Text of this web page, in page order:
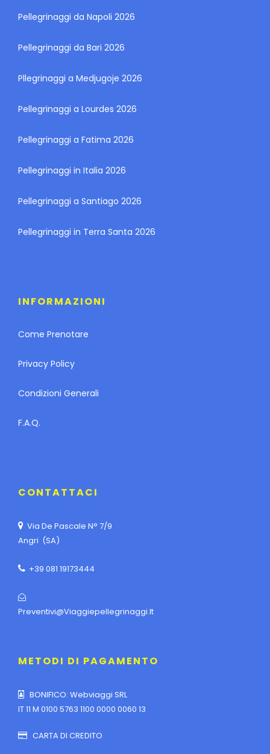
Pellegrinaggi da Napoli 2026
Pellegrinaggi da Bari 2026
Pllegrinaggi a Medjugoje 2026
Pellegrinaggi a Lourdes 2026
Pellegrinaggi a Fatima 2026
Pellegrinaggi in Italia 2026
Pellegrinaggi a Santiago 2026
Pellegrinaggi in Terra Santa 2026
INFORMAZIONI
Come Prenotare
Privacy Policy
Condizioni Generali
F.A.Q.
CONTATTACI
Via De Pascale N° 7/9
Angri (SA)
+39 081 19173444
Preventivi@viaggiepellegrinaggi.it
METODI DI PAGAMENTO
BONIFICO: Webviaggi SRL
IT 11 M 0100 5763 1100 0000 0060 13
CARTA DI CREDITO